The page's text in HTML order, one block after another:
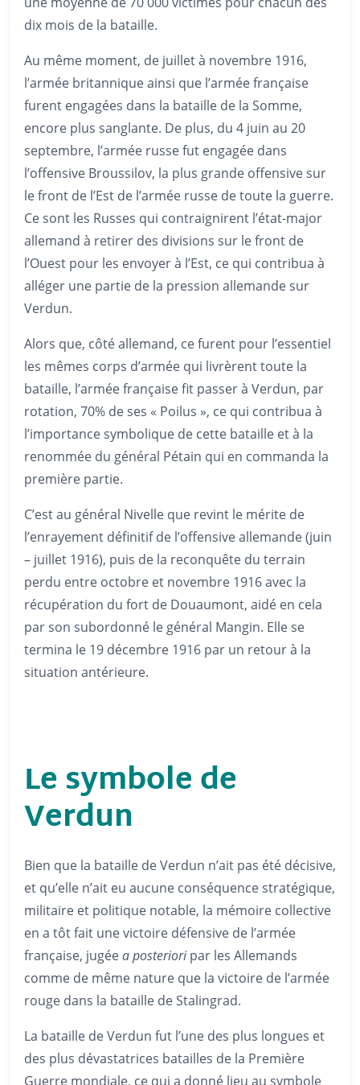
dix mois de la bataille.
Au même moment, de juillet à novembre 1916,
l’armée britannique ainsi que l’armée française
furent engagées dans la bataille de la Somme,
encore plus sanglante. De plus, du 4 juin au 20
septembre, l’armée russe fut engagée dans
l’offensive Broussilov, la plus grande offensive sur
le front de l’Est de l’armée russe de toute la guerre.
Ce sont les Russes qui contraignirent l’état-major
allemand à retirer des divisions sur le front de
l’Ouest pour les envoyer à l’Est, ce qui contribua à
alléger une partie de la pression allemande sur
Verdun.
Alors que, côté allemand, ce furent pour l’essentiel
les mêmes corps d’armée qui livrèrent toute la
bataille, l’armée française fit passer à Verdun, par
rotation, 70% de ses « Poilus », ce qui contribua à
l’importance symbolique de cette bataille et à la
renommée du général Pétain qui en commanda la
première partie.
C’est au général Nivelle que revint le mérite de
l’enrayement définitif de l’offensive allemande (juin
– juillet 1916), puis de la reconquête du terrain
perdu entre octobre et novembre 1916 avec la
récupération du fort de Douaumont, aidé en cela
par son subordonné le général Mangin. Elle se
termina le 19 décembre 1916 par un retour à la
situation antérieure.
Le symbole de
Verdun
Bien que la bataille de Verdun n’ait pas été décisive,
et qu’elle n’ait eu aucune conséquence stratégique,
militaire et politique notable, la mémoire collective
en a tôt fait une victoire défensive de l’armée
française, jugéea posterioripar les Allemands
comme de même nature que la victoire de l’armée
rouge dans la bataille de Stalingrad.
La bataille de Verdun fut l’une des plus longues et
des plus dévastatrices batailles de la Première
Guerre mondiale, ce qui a donné lieu au symbole